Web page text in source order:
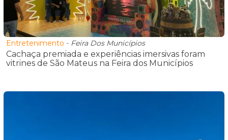
Entretenimento - Feira Dos Municípios
Cachaça premiada e experiências imersivas foram
vitrines de São Mateus na Feira dos Municípios